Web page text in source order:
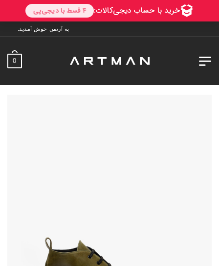
به آرتمن خوش آمدید. ارسال به سراسر ایران. 7 روز فرصت تست در
0